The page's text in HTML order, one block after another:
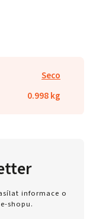
Seco
0.998 kg
informace o
shopu.